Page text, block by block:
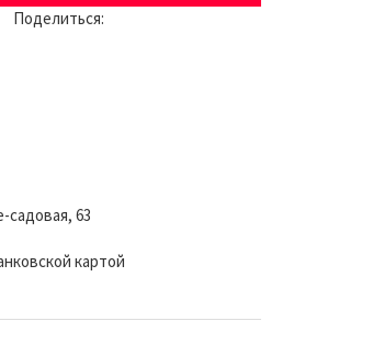
Поделиться:
садовая, 63
картой